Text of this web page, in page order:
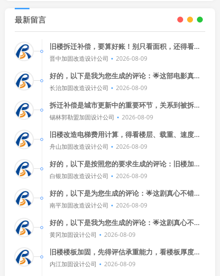
最新留言
旧楼拆迁补偿，要算好账！别只看面积，还得看地
段、楼层、新旧程度，多问问，多比较，别让小细
晋中加固改造设计公司 2026-08-09
好的，以下是我为您生成的评论：🌟这部电影真是
精彩绝伦！🎬从导演到演员，每一个细节都让人惊
长治加固改造设计公司 2026-08-09
拆迁补偿是城市更新中的重要环节，关系到被拆迁
户的切身利益，标准因地区、房屋状况和政策而
锡林郭勒盟加固设计公司 2026-08-09
旧楼改造电梯费用计算，得看楼层、载重、速度和
品牌，每层加价，载重越大越贵，速度快的更贵，
舟山加固改造设计公司 2026-08-09
好的，以下是按照您的要求生成的评论：旧楼加固
方案得靠谱！确保结构安全和抗震性能是关键，选
白银加固改造设计公司 2026-08-09
好的，以下是为您生成的评论：🌟这剧真心不错！
演员演技在线，剧情紧凑刺激，看得我热血沸腾！
南平加固改造设计公司 2026-08-09
好的，以下是我为您生成的评论：🌟这剧真心不
错！演员演技在线，剧情紧凑，让人看得停不下
黄冈加固设计公司 2026-08-09
旧楼楼板加固，先得评估承重能力，看楼板厚度、
材质和结构，再查历史维修记录，找专业机构做检
内江加固设计公司 2026-08-09